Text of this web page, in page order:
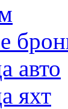
авто
яхт